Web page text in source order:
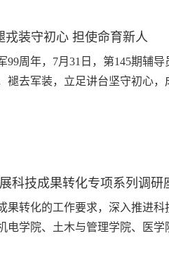
戎装守初心 担使命育新人
99周年，7月31日，第145期辅
褪去军装，立足讲台坚守初心
科技成果转化专项系列调研
果转化的工作要求，深入推进
电学院、土木与管理学院、医